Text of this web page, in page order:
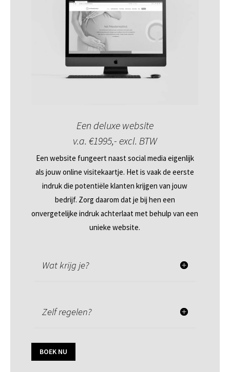
Een deluxe website
v.a. €1995,- excl. BTW
Een website fungeert naast social media eigenlijk
als jouw online visitekaartje. Het is vaak de eerste
indruk die potentiële klanten krijgen van jouw
bedrijf. Zorg daarom dat je bij hen een
onvergetelijke indruk achterlaat met behulp van een
unieke website.
Wat krijg je?
Zelf regelen?
BOEK NU